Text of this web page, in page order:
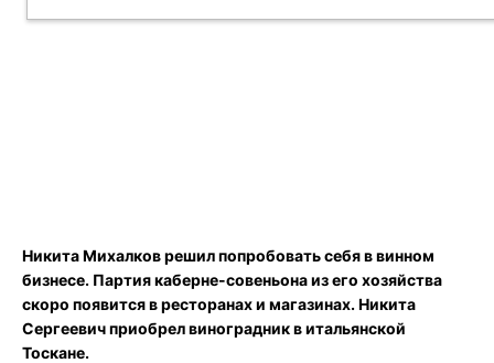
Никита Михалков решил попробовать себя в винном
бизнесе. Партия каберне-совеньона из его хозяйства
скоро появится в ресторанах и магазинах. Никита
Сергеевич приобрел виноградник в итальянской
Тоскане.